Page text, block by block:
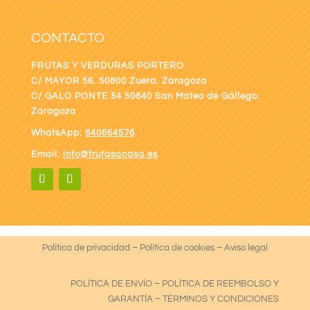
CONTACTO
FRUTAS Y VERDURAS PORTERO
C/ MAYOR 56. 50800 Zuera. Zaragoza
C/ GALO PONTE 54 50840 San Mateo de Gállego.
Zaragoza
WhatsApp: 640664576
Email: info@frutasacasa.es
Política de privacidad – Política de cookies– Aviso legal
POLÍTICA DE ENVÍO – POLÍTICA DE REEMBOLSO Y
GARANTÍA –TÉRMINOS Y CONDICIONES